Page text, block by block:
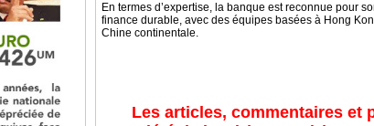
En termes d’expertise, la banque est reconnue pour
finance durable, avec des équipes basées à Hong
Chine continentale.
Les articles, commentaires et